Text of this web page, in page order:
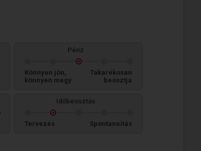
Pénz
Könnyen jön,
könnyen megy
Takarékosan
beosztja
Időbeosztás
Tervezés Spontaneitás